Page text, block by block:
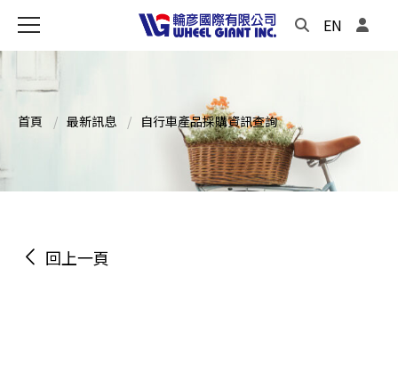
EN
首頁 最新訊息 自行車產品採購資訊查詢
回上一頁